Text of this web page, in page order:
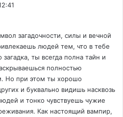
загадочности, силы и вечной
людей тем, что в тебе
загадка, ты всегда полна тайн и
полностью
Но при этом ты хорошо
и буквально видишь насквозь
и тонко чувствуешь чужие
Как настоящий вампир,